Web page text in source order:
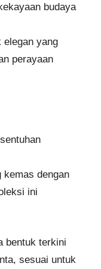
budaya
elegan yang
perayaan
kemas dengan
ini
bentuk terkini
sesuai untuk